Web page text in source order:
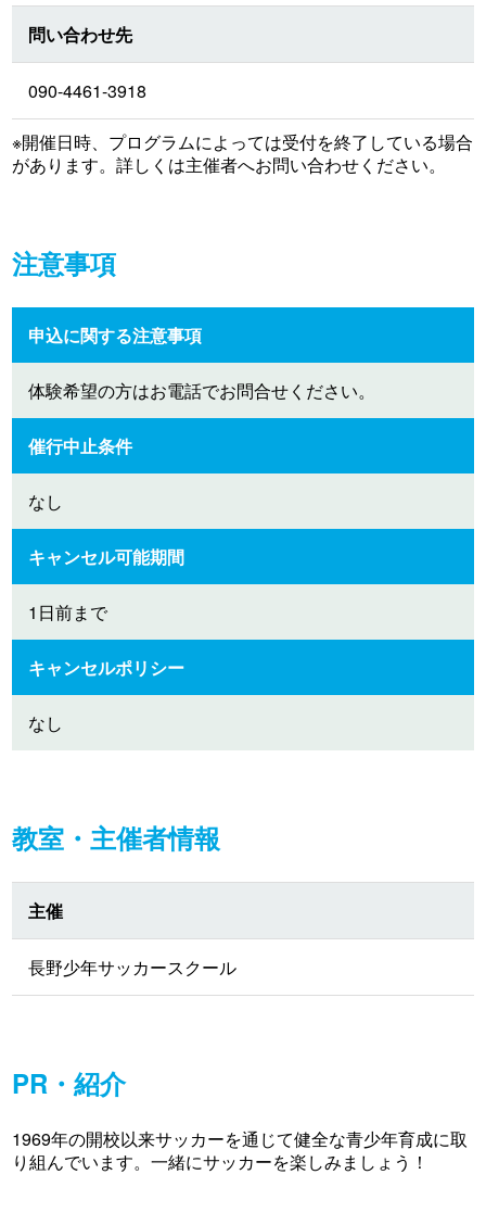
問い合わせ先
090-4461-3918
※開催日時、プログラムによっては受付を終了している場合
があります。詳しくは主催者へお問い合わせください。
注意事項
申込に関する注意事項
体験希望の方はお電話でお問合せください。
催行中止条件
なし
キャンセル可能期間
1日前まで
キャンセルポリシー
なし
教室・主催者情報
主催
長野少年サッカースクール
PR・紹介
1969年の開校以来サッカーを通じて健全な青少年育成に取
り組んでいます。一緒にサッカーを楽しみましょう！